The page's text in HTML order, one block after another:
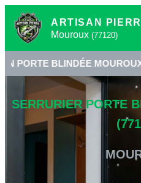
ARTISAN
Mouroux (77120)
MOUROUX •
SERRURIER PORTE